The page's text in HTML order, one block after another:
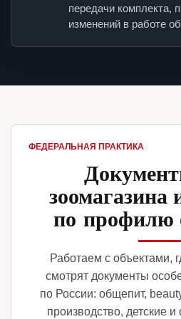
передачи комплекта,
изменений в работе
ФЕДЕРАЛЬНАЯ ПРАКТИКА
зоомагазина
по профилю
Работаем с объектами,
смотрят документы
по России: общепит,
производство, детские